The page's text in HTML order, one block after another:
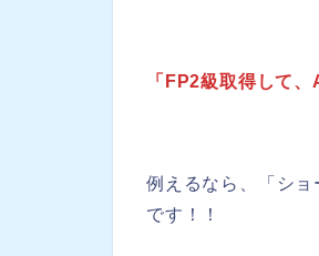
「FP2級取得して
例えるなら、「シ
です！！